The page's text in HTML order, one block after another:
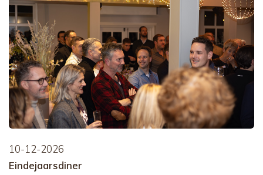
10-12-2026
Eindejaarsdiner